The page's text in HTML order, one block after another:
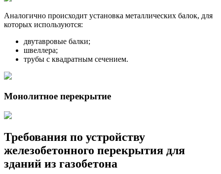
Аналогично происходит установка металлических балок, для
которых используются:
двутавровые балки;
швеллера;
трубы с квадратным сечением.
Монолитное перекрытие
Требования по устройству
железобетонного перекрытия для
зданий из газобетона